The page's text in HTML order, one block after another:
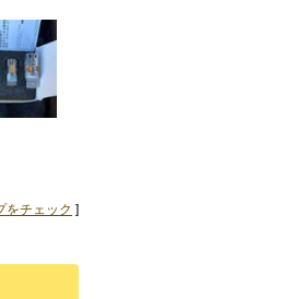
をチェック ]